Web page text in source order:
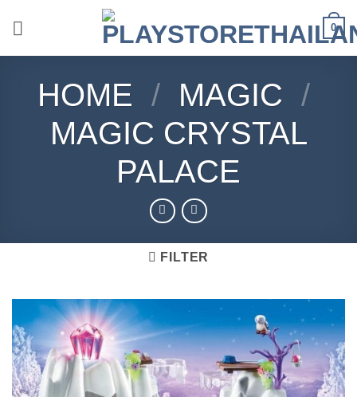
0
HOME / MAGIC /
MAGIC CRYSTAL
PALACE
FILTER